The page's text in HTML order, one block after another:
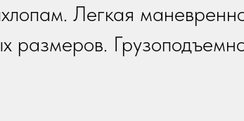
Легкая